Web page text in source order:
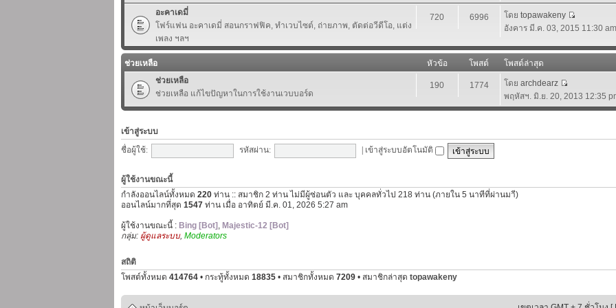
อะคาเดมี่
โฟร์แฟน อะคาเดมี่ สอนกราฟฟิค, ทำเวบไซต์, ถ่ายภาพ, ตัดต่อวีดีโอ, แต่ง
เพลง ฯลฯ
720 6996 โดย topawakeny
อังคาร มี.ค. 03, 2015 11:30 am
ช่วยเหลือ หัวข้อ โพสต์
โพสต์ล่าสุด
ช่วยเหลือ
ช่วยเหลือ แก้ไขปัญหาในการใช้งานเวบบอร์ด
190 1774 โดย archdearz
พฤหัสฯ. มิ.ย. 20, 2013 12:35
เข้าสู่ระบบ
ชื่อผู้ใช้:
รหัสผ่าน: เข้าสู่ระบบอัตโนมัติ
ผู้ใช้งานขณะนี้
กำลังออนไลน์ทั้งหมด 220 ท่าน :: สมาชิก 2 ท่าน ไม่มีผู้ซ่อนตัว และ บุคคลทั่วไป 218 ท่าน (ภายใน 5 นาทีที่ผ่านมาี)
ออนไลน์มากที่สุด 1547 ท่าน เมื่อ อาทิตย์ มี.ค. 01, 2026 5:27 am
ผู้ใช้งานขณะนี้ : Bing [Bot] , Majestic-12 [Bot]
กลุ่ม: ผู้ดูแลระบบ, Moderators
สถิติ
โพสต์ทั้งหมด 414764 • กระทู้ทั้งหมด 18835 • สมาชิกทั้งหมด 7209 • สมาชิกล่าสุด topawakeny